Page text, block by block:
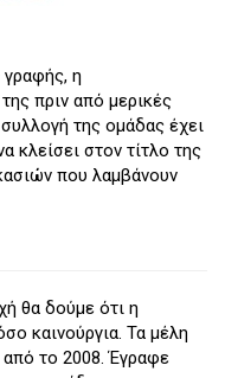
γραφής, η
πριν από μερικές
της ομάδας έχει
κλείσει στον τίτλο της
που λαμβάνουν
θα δούμε ότι η
καινούργια. Τα μέλη
από το 2008. Έγραφε